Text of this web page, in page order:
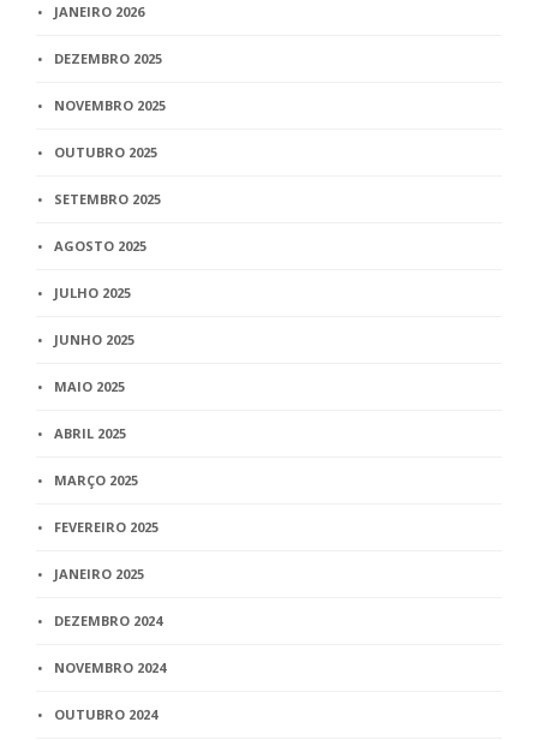
JANEIRO 2026
DEZEMBRO 2025
NOVEMBRO 2025
OUTUBRO 2025
SETEMBRO 2025
AGOSTO 2025
JULHO 2025
JUNHO 2025
MAIO 2025
ABRIL 2025
MARÇO 2025
FEVEREIRO 2025
JANEIRO 2025
DEZEMBRO 2024
NOVEMBRO 2024
OUTUBRO 2024